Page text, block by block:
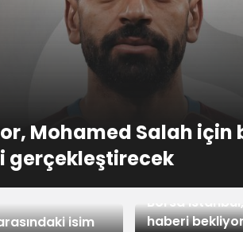
Mohamed Salah için
gerçekleştirecek
isim
Borsa
haberi